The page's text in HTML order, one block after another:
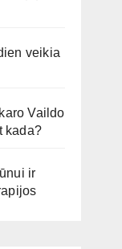
veikia
Vaildo
kada?
ir